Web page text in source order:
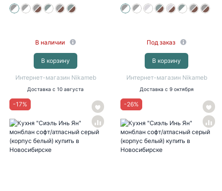
В наличии
В корзину
Интернет-магазин Nikameb
Доставка с 10 августа
Под заказ
В корзину
Интернет-магазин Nikameb
Доставка с 9 октября
-17% -26%